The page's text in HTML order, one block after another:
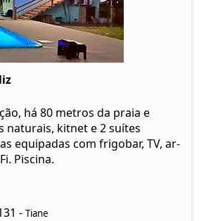
há 80 metros da praia e
naturais, kitnet e 2 suítes
equipadas com frigobar, TV, ar-
Piscina.
- Tiane